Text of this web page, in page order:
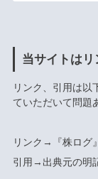
当サイトは
リンク、引用は以
ていただいて問題
リンク→『株ログ
引用→出典元の明